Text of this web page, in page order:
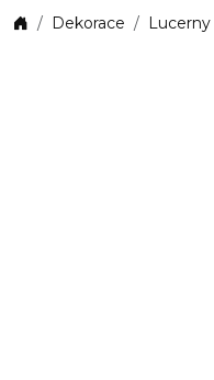
Dekorace